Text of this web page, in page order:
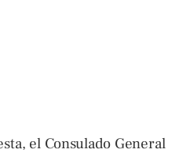
el Consulado General